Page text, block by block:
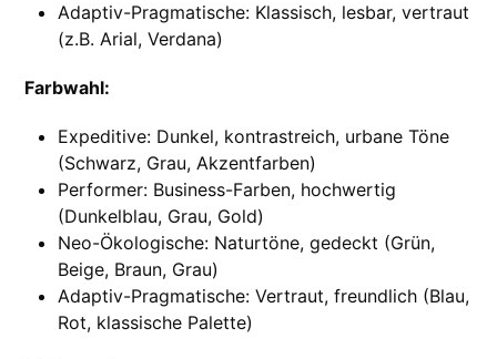
Adaptiv-Pragmatische: Klassisch, lesbar, vertraut
(z.B. Arial, Verdana)
Farbwahl:
Expeditive: Dunkel, kontrastreich, urbane Töne
(Schwarz, Grau, Akzentfarben)
Performer: Business-Farben, hochwertig
(Dunkelblau, Grau, Gold)
Neo-Ökologische: Naturtöne, gedeckt (Grün,
Beige, Braun, Grau)
Adaptiv-Pragmatische: Vertraut, freundlich (Blau,
Rot, klassische Palette)